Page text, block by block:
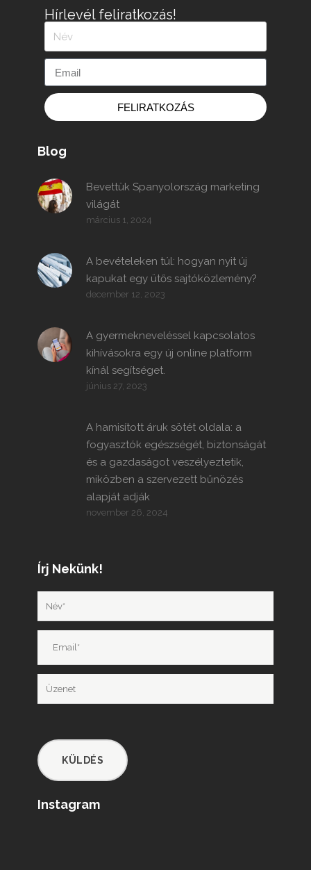
Hírlevél feliratkozás!
FELIRATKOZÁS
Blog
Bevettük Spanyolország marketing
világát
március 1, 2024
A bevételeken túl: hogyan nyit új
kapukat egy ütős sajtóközlemény?
december 12, 2023
A gyermekneveléssel kapcsolatos
kihívásokra egy új online platform
kínál segítséget.
június 27, 2023
A hamisított áruk sötét oldala: a
fogyasztók egészségét, biztonságát
és a gazdaságot veszélyeztetik,
miközben a szervezett bűnözés
alapját adják
november 26, 2024
Írj Nekünk!
Instagram